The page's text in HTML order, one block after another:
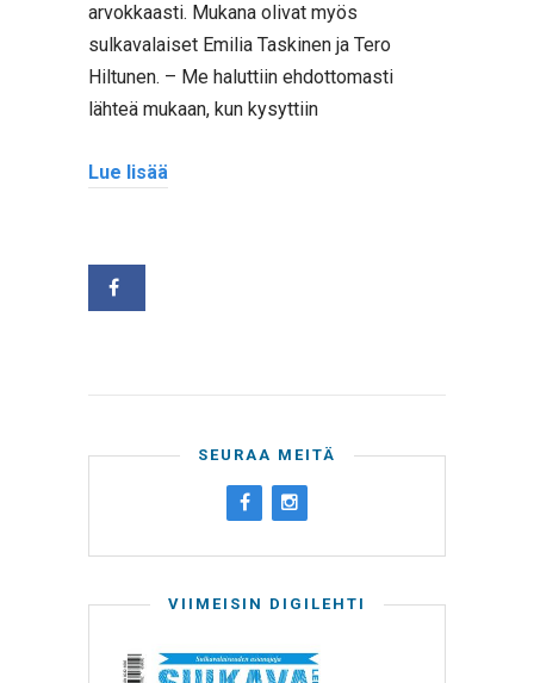
arvokkaasti. Mukana olivat myös
sulkavalaiset Emilia Taskinen ja Tero
Hiltunen. – Me haluttiin ehdottomasti
lähteä mukaan, kun kysyttiin
Lue lisää
SEURAA MEITÄ
VIIMEISIN DIGILEHTI